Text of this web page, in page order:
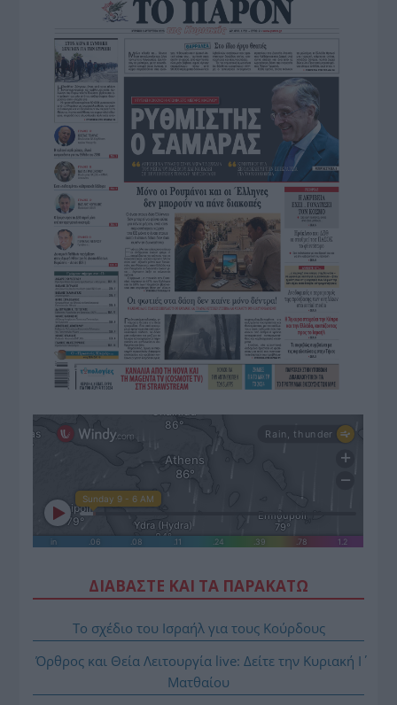
ΔΙΑΒΑΣΤΕ ΚΑΙ ΤΑ ΠΑΡΑΚΑΤΩ
Το σχέδιο του Ισραήλ για τους Κούρδους
Όρθρος και Θεία Λειτουργία live: Δείτε την Κυριακή Ι΄
Ματθαίου